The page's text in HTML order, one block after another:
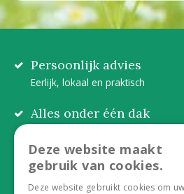
Persoonlijk advies
Eerlijk, lokaal en praktisch
Alles onder één dak
Duurzaam en dorpsgemak
Lever je statiegeldflessen bij ons
Deze website maakt
gebruik van cookies.
Deze website gebruikt cookies om uw